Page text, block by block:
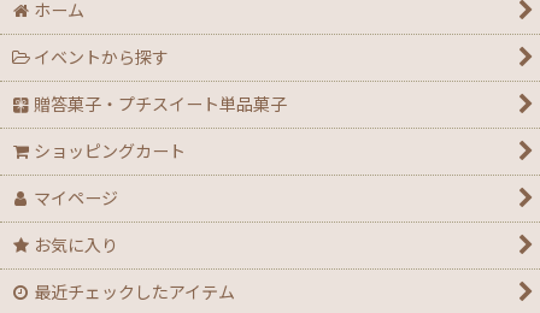
ホーム
イベントから探す
贈答菓子・プチスイート単品菓子
ショッピングカート
マイページ
お気に入り
最近チェックしたアイテム